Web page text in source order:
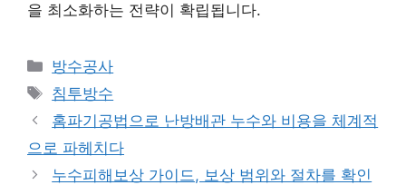
을 최소화하는 전략이 확립됩니다.
카
테
리
방수공사
태
그
침투방수
홈파기공법으로 난방배관 누수와 비용을 체계적
으로 파헤치다
누수피해보상 가이드, 보상 범위와 절차를 확인